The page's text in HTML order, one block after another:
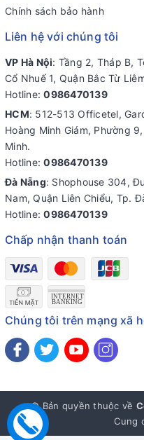
Chính sách bảo hành
Liên hệ với chúng tôi
VP Hà Nội: Tầng 2, Tháp B,
Cổ Nhuế 1, Quận Bắc Từ
Hotline:0986470139
HCM: 512-513 Officetel,
Hoàng Minh Giám, Phường
Minh.
Hotline:0986470139
Đà Nẵng: Shophouse 304,
Nam, Quận Liên Chiểu, Tp.
Hotline:0986470139
Chấp nhận thanh toán
Chúng tôi trên mạng xã
© Bản quyền thuộc về
Cung